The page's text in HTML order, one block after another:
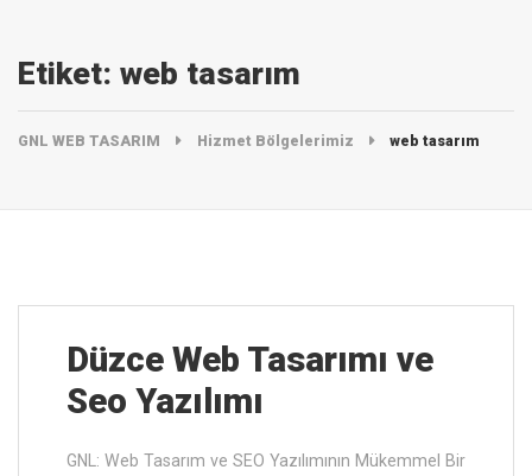
Etiket: web tasarım
GNL WEB TASARIM Hizmet Bölgelerimiz web tasarım
Düzce ‎Web Tasarımı ve
Seo Yazılımı
GNL: Web Tasarım ve SEO Yazılımının Mükemmel Bir